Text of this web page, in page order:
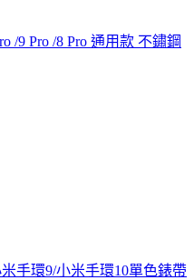
/9 Pro /8 Pro 通用款 不鏽鋼
手環9/小米手環10單色錶帶